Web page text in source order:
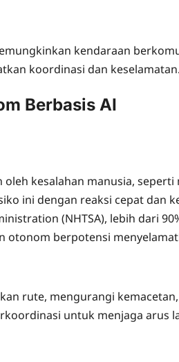
kendaraan
koordinasi dan keselamatan.
Berbasis AI
kesalahan manusia,
ini dengan reaksi cepat dan
(NHTSA), lebih dari
otonom berpotensi
rute, mengurangi
untuk menjaga arus